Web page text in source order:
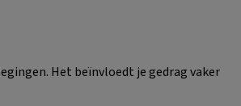
Het beïnvloedt je gedrag vaker